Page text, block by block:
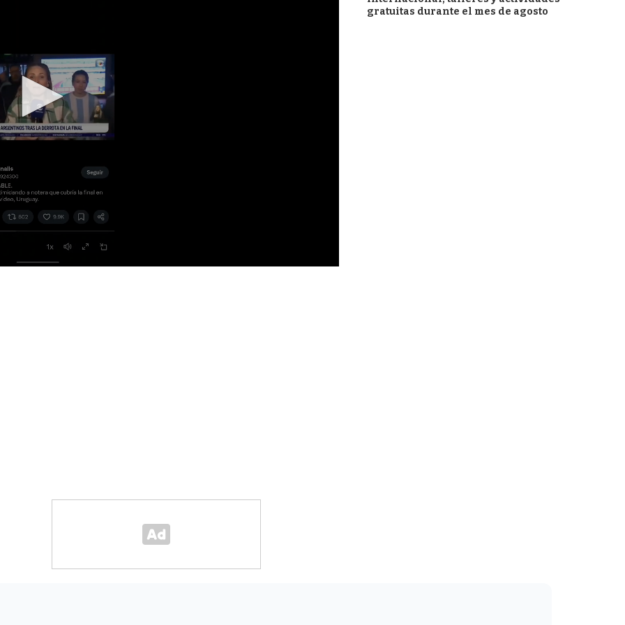
gratuitas durante el mes de agosto